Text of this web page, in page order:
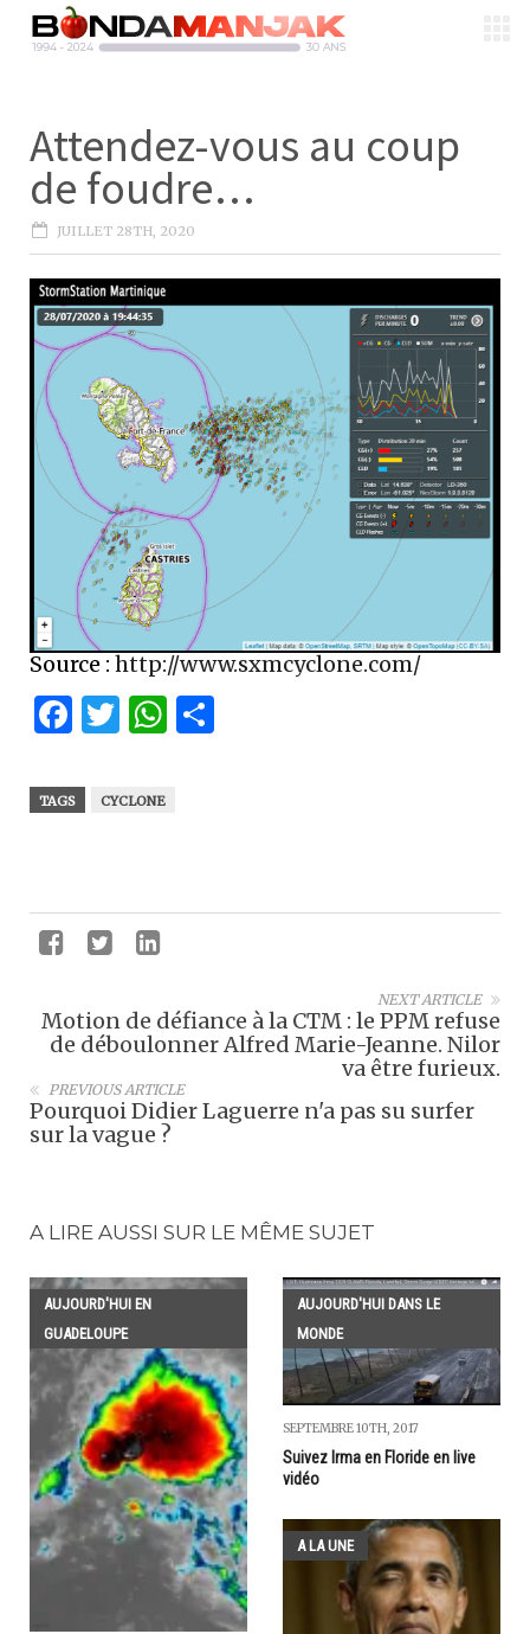
Attendez-vous au coup
de foudre…
JUILLET 28TH, 2020
Source : http://www.sxmcyclone.com/
Facebook
Twitter
WhatsApp
TAGS CYCLONE
NEXT ARTICLE
Motion de défiance à la CTM : le PPM refuse
de déboulonner Alfred Marie-Jeanne. Nilor
va être furieux.
PREVIOUS ARTICLE
Pourquoi Didier Laguerre n'a pas su surfer
sur la vague ?
A LIRE AUSSI SUR LE MÊME SUJET
AUJOURD'HUI EN
GUADELOUPE
AUJOURD'HUI DANS LE
MONDE
SEPTEMBRE 10TH, 2017
Suivez Irma en Floride en live
vidéo
A LA UNE